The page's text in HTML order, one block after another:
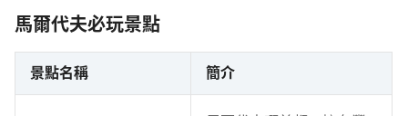
馬爾代夫必玩景點
景點名稱 簡介